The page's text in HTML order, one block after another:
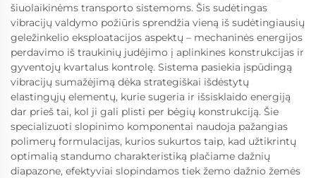
šiuolaikinėms transporto sistemoms. Šis sudėtingas
vibracijų valdymo požiūris sprendžia vieną iš sudėtingiausių
geležinkelio eksploatacijos aspektų – mechaninės energijos
perdavimo iš traukinių judėjimo į aplinkines konstrukcijas ir
gyventojų kvartalus kontrolę. Sistema pasiekia įspūdingą
vibracijų sumažėjimą dėka strategiškai išdėstytų
elastingųjų elementų, kurie sugeria ir išsisklaido energiją
dar prieš tai, kol ji gali plisti per bėgių konstrukciją. Šie
specializuoti slopinimo komponentai naudoja pažangias
polimerų formulacijas, kurios sukurtos taip, kad užtikrintų
optimalią standumo charakteristiką plačiame dažnių
diapazone, efektyviai slopindamos tiek žemo dažnio žemės